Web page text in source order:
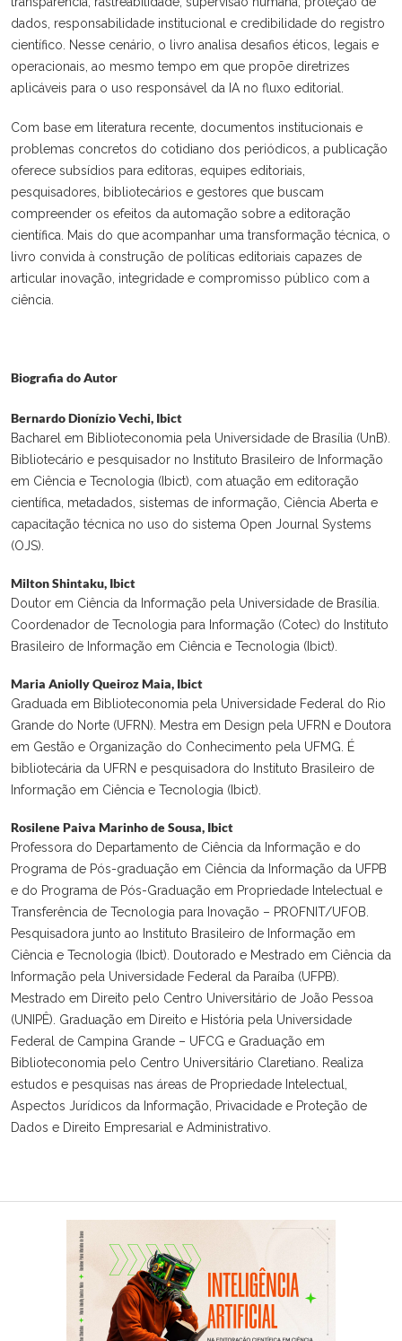
dados, responsabilidade institucional e credibilidade do registro
científico. Nesse cenário, o livro analisa desafios éticos, legais e
operacionais, ao mesmo tempo em que propõe diretrizes
aplicáveis para o uso responsável da IA no fluxo editorial.
Com base em literatura recente, documentos institucionais e
problemas concretos do cotidiano dos periódicos, a publicação
oferece subsídios para editoras, equipes editoriais,
pesquisadores, bibliotecários e gestores que buscam
compreender os efeitos da automação sobre a editoração
científica. Mais do que acompanhar uma transformação técnica, o
livro convida à construção de políticas editoriais capazes de
articular inovação, integridade e compromisso público com a
ciência.
Biografia do Autor
Bernardo Dionízio Vechi, Ibict
Bacharel em Biblioteconomia pela Universidade de Brasília (UnB).
Bibliotecário e pesquisador no Instituto Brasileiro de Informação
em Ciência e Tecnologia (Ibict), com atuação em editoração
científica, metadados, sistemas de informação, Ciência Aberta e
capacitação técnica no uso do sistema Open Journal Systems
(OJS).
Milton Shintaku, Ibict
Doutor em Ciência da Informação pela Universidade de Brasília.
Coordenador de Tecnologia para Informação (Cotec) do Instituto
Brasileiro de Informação em Ciência e Tecnologia (Ibict).
Maria Aniolly Queiroz Maia, Ibict
Graduada em Biblioteconomia pela Universidade Federal do Rio
Grande do Norte (UFRN). Mestra em Design pela UFRN e Doutora
em Gestão e Organização do Conhecimento pela UFMG. É
bibliotecária da UFRN e pesquisadora do Instituto Brasileiro de
Informação em Ciência e Tecnologia (Ibict).
Rosilene Paiva Marinho de Sousa, Ibict
Professora do Departamento de Ciência da Informação e do
Programa de Pós-graduação em Ciência da Informação da UFPB
e do Programa de Pós-Graduação em Propriedade Intelectual e
Transferência de Tecnologia para Inovação – PROFNIT/UFOB.
Pesquisadora junto ao Instituto Brasileiro de Informação em
Ciência e Tecnologia (Ibict). Doutorado e Mestrado em Ciência da
Informação pela Universidade Federal da Paraíba (UFPB).
Mestrado em Direito pelo Centro Universitário de João Pessoa
(UNIPÊ). Graduação em Direito e História pela Universidade
Federal de Campina Grande – UFCG e Graduação em
Biblioteconomia pelo Centro Universitário Claretiano. Realiza
estudos e pesquisas nas áreas de Propriedade Intelectual,
Aspectos Jurídicos da Informação, Privacidade e Proteção de
Dados e Direito Empresarial e Administrativo.